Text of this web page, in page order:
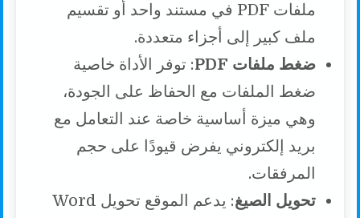
ملفات PDF في مستند واحد أو تقسيم
ملف كبير إلى أجزاء متعددة.
ضغط ملفات PDF
: توفر الأداة خاصية
ضغط الملفات مع الحفاظ على الجودة،
وهي ميزة أساسية خاصة عند التعامل مع
بريد إلكتروني يفرض قيودًا على حجم
المرفقات.
تحويل الصيغ
: يدعم الموقع تحويل Word